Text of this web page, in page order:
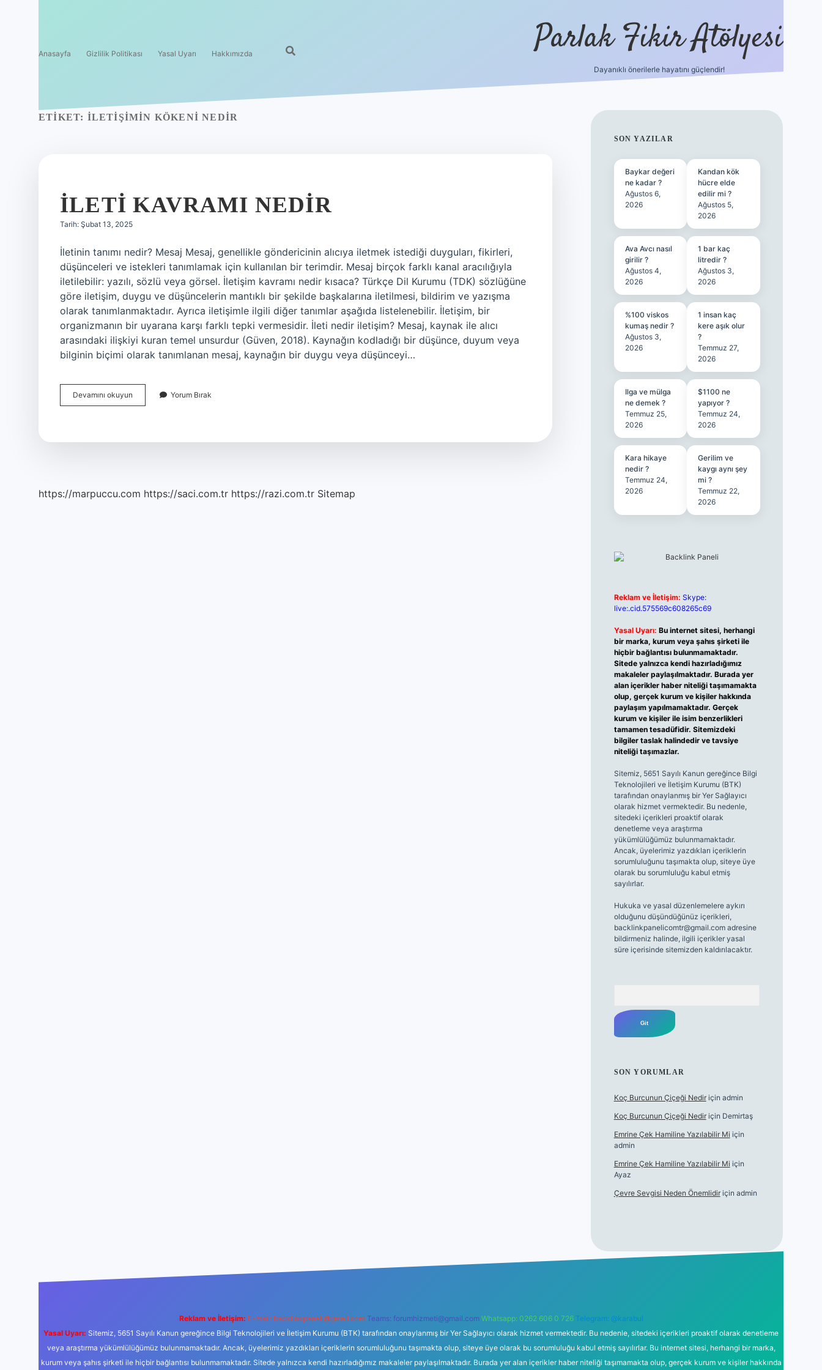
Anasayfa Gizlilik Politikası Yasal Uyarı Hakkımızda Parlak Fikir Atölyesi
Dayanıklı önerilerle hayatını güçlendir!
ETIKET: İLETIŞIMIN KÖKENI NEDIR
İLETI KAVRAMI NEDIR
Tarih: Şubat 13, 2025
İletinin tanımı nedir? Mesaj Mesaj, genellikle göndericinin alıcıya iletmek istediği duyguları, fikirleri,
düşünceleri ve istekleri tanımlamak için kullanılan bir terimdir. Mesaj birçok farklı kanal aracılığıyla
iletilebilir: yazılı, sözlü veya görsel. İletişim kavramı nedir kısaca? Türkçe Dil Kurumu (TDK) sözlüğüne
göre iletişim, duygu ve düşüncelerin mantıklı bir şekilde başkalarına iletilmesi, bildirim ve yazışma
olarak tanımlanmaktadır. Ayrıca iletişimle ilgili diğer tanımlar aşağıda listelenebilir. İletişim, bir
organizmanın bir uyarana karşı farklı tepki vermesidir. İleti nedir iletişim? Mesaj, kaynak ile alıcı
arasındaki ilişkiyi kuran temel unsurdur (Güven, 2018). Kaynağın kodladığı bir düşünce, duyum veya
bilginin biçimi olarak tanımlanan mesaj, kaynağın bir duygu veya düşünceyi…
Devamını okuyun
Kavramı
Yorum Bırak
https://marpuccu.com https://saci.com.tr https://razi.com.tr Sitemap
SIDEBAR
SON YAZILAR
Baykar değeri
ne kadar ?
Ağustos 6,
2026
Kandan kök
hücre elde
edilir mi ?
Ağustos 5,
2026
Ava Avcı nasıl
girilir ?
Ağustos 4,
2026
1 bar kaç
litredir ?
Ağustos 3,
2026
%100 viskos
kumaş nedir ?
Ağustos 3,
2026
1 insan kaç
kere aşık olur
?
Temmuz 27,
2026
Ilga ve mülga
ne demek ?
Temmuz 25,
2026
$1100 ne
yapıyor ?
Temmuz 24,
2026
Kara hikaye
nedir ?
Temmuz 24,
2026
Gerilim ve
kaygı aynı şey
mi ?
Temmuz 22,
2026
Reklam ve İletişim: Skype:
live:.cid.575569c608265c69
Yasal Uyarı: Bu internet sitesi, herhangi
bir marka, kurum veya şahıs şirketi ile
hiçbir bağlantısı bulunmamaktadır.
Sitede yalnızca kendi hazırladığımız
makaleler paylaşılmaktadır. Burada yer
alan içerikler haber niteliği taşımamakta
olup, gerçek kurum ve kişiler hakkında
paylaşım yapılmamaktadır. Gerçek
kurum ve kişiler ile isim benzerlikleri
tamamen tesadüfidir. Sitemizdeki
bilgiler taslak halindedir ve tavsiye
niteliği taşımazlar.
Sitemiz, 5651 Sayılı Kanun gereğince Bilgi
Teknolojileri ve İletişim Kurumu (BTK)
tarafından onaylanmış bir Yer Sağlayıcı
olarak hizmet vermektedir. Bu nedenle,
sitedeki içerikleri proaktif olarak
denetleme veya araştırma
yükümlülüğümüz bulunmamaktadır.
Ancak, üyelerimiz yazdıkları içeriklerin
sorumluluğunu taşımakta olup, siteye üye
olarak bu sorumluluğu kabul etmiş
sayılırlar.
Hukuka ve yasal düzenlemelere aykırı
olduğunu düşündüğünüz içerikleri,
backlinkpanelicomtr@gmail.comadresine
bildirmeniz halinde, ilgili içerikler yasal
süre içerisinde sitemizden kaldırılacaktır.
SON YORUMLAR
Koç Burcunun Çiçeği Nediriçin admin
Koç Burcunun Çiçeği Nediriçin Demirtaş
Emrine Çek Hamiline Yazılabilir Mi için
admin
Emrine Çek Hamiline Yazılabilir Mi için
Ayaz
Çevre Sevgisi Neden Önemlidiriçin admin
ilbet casino
Reklam ve İletişim: E-mail: backlinkpaneli@gmail.com Teams: forumhizmeti@gmail.com Whatsapp: 0262 606 0 726 Telegram: @karabul
Yasal Uyarı: Sitemiz, 5651 Sayılı Kanun gereğince Bilgi Teknolojileri ve İletişim Kurumu (BTK) tarafından onaylanmış bir Yer Sağlayıcı olarak hizmet vermektedir. Bu nedenle, sitedeki içerikleri proaktif olarak denetleme
veya araştırma yükümlülüğümüz bulunmamaktadır. Ancak, üyelerimiz yazdıkları içeriklerin sorumluluğunu taşımakta olup, siteye üye olarak bu sorumluluğu kabul etmiş sayılırlar. Bu internet sitesi, herhangi bir marka,
kurum veya şahıs şirketi ile hiçbir bağlantısı bulunmamaktadır. Sitede yalnızca kendi hazırladığımız makaleler paylaşılmaktadır. Burada yer alan içerikler haber niteliği taşımamakta olup, gerçek kurum ve kişiler hakkında